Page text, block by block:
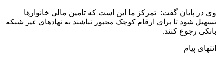
وی در پایان گفت: تمرکز ما این است که تامین مالی خانوارها
تسهیل شود تا برای ارقام کوچک مجبور نباشند به نهادهای غیر شبکه
بانکی رجوع کنند.
انتهای پیام